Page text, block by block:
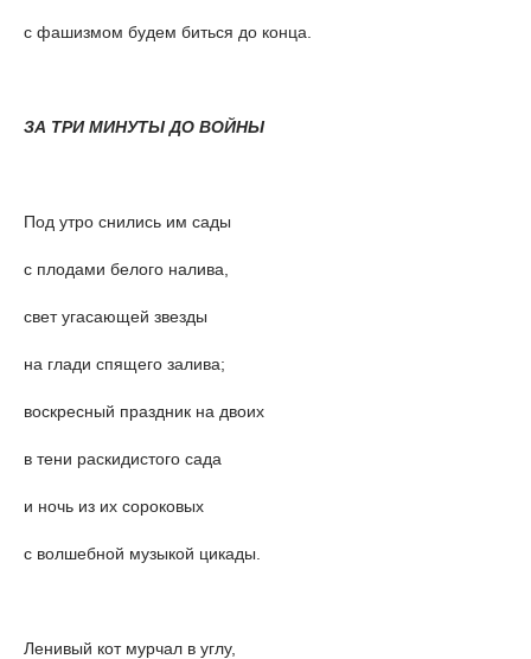
с фашизмом будем биться до конца.
ЗА ТРИ МИНУТЫ ДО ВОЙНЫ
Под утро снились им сады
с плодами белого налива,
свет угасающей звезды
на глади спящего залива;
воскресный праздник на двоих
в тени раскидистого сада
и ночь из их сороковых
с волшебной музыкой цикады.
Ленивый кот мурчал в углу,